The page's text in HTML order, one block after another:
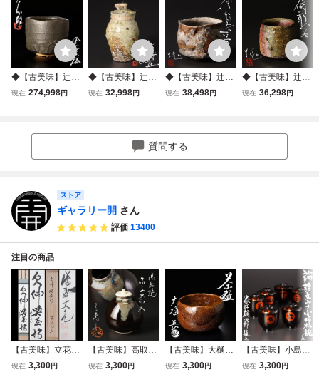
◆【古美味】辻村
史朗 黒茶碗 茶道
現在 274,998円
◆【古美味】辻村
塊 信楽壷 茶道具
現在 32,998円
◆【古美味】辻村
塊 伊賀ぐい呑 茶
現在 38,498円
◆【古美味】辻村
塊 備前ぐい呑 茶
現在 36,298円
質問する
ストア
ギャラリー開 さん
評価 13400
注目の商品
【古美味】立花大
亀 自筆一行書「欠
現在 3,300円
【古美味】高取喜
恵造 高取茄子茶入
現在 3,300円
【古美味】大樋長
茶碗 茶道具 保証
現在 3,300円
【古美味】小島雄
四郎造 論語文字小
現在 3,300円